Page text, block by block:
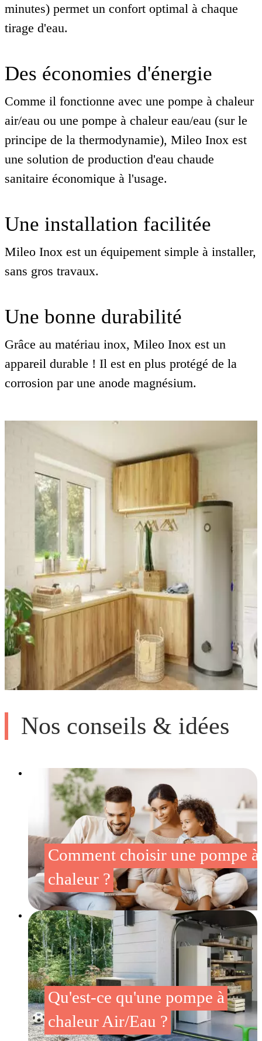
minutes) permet un confort optimal à chaque
tirage d'eau.
Des économies d'énergie
Comme il fonctionne avec une pompe à chaleur
air/eau ou une pompe à chaleur eau/eau (sur le
principe de la thermodynamie), Mileo Inox est
une solution de production d'eau chaude
sanitaire économique à l'usage.
Une installation facilitée
Mileo Inox est un équipement simple à installer,
sans gros travaux.
Une bonne durabilité
Grâce au matériau inox, Mileo Inox est un
appareil durable ! Il est en plus protégé de la
corrosion par une anode magnésium.
Nos conseils & idées
Comment choisir une pompe à
chaleur ?
Qu'est-ce qu'une pompe à
chaleur Air/Eau ?